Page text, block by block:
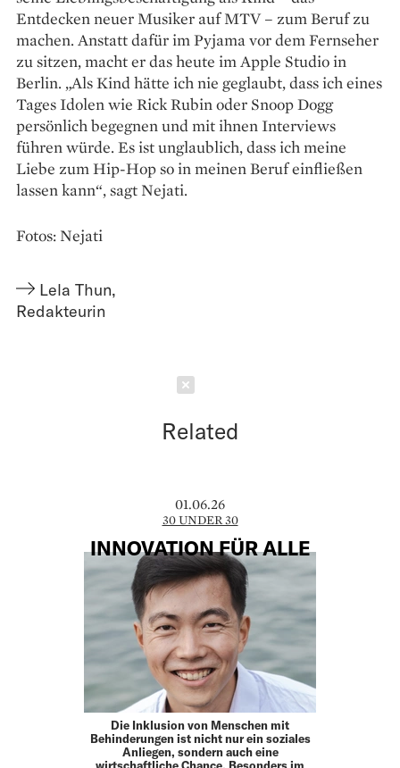
Entdecken neuer Musiker auf MTV – zum Beruf zu
machen. Anstatt dafür im Pyjama vor dem Fernseher
zu sitzen, macht er das heute im Apple Studio in
Berlin. „Als Kind hätte ich nie geglaubt, dass ich eines
Tages Idolen wie Rick Rubin oder Snoop Dogg
persönlich begegnen und mit ihnen Interviews
führen würde. Es ist unglaublich, dass ich meine
Liebe zum Hip-Hop so in meinen Beruf einfließen
lassen kann“, sagt Nejati.
Fotos: Nejati
Lela Thun,
Redakteurin
Related
01.06.26
30 UNDER 30
INNOVATION FÜR ALLE
Die Inklusion von Menschen mit
Behinderungen ist nicht nur ein soziales
Anliegen, sondern auch eine